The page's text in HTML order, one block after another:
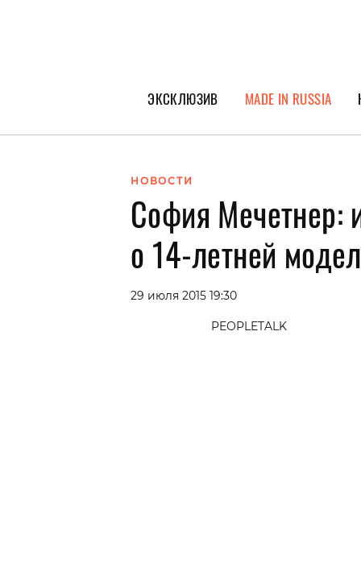
ЭКСКЛЮЗИВ
ГЕРОИ PEOPLETALK
ИНТЕРВЬЮ
ПОКОЛЕНИЕ
MADE IN RUSSIA
НОВОСТИ
София Мечетнер:
о 14-летней
29 июля 2015 19:30
PEOPLETALK